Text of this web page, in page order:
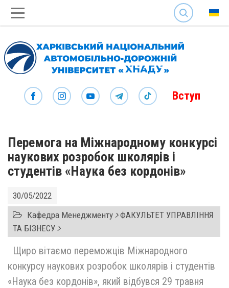
SEARCH
Вступ
Перемога на Міжнародному конкурсі
наукових розробок школярів і
студентів «Наука без кордонів»
30/05/2022
Кафедра Менеджменту ФАКУЛЬТЕТ УПРАВЛІННЯ
ТА БІЗНЕСУ
Щиро вітаємо переможців Міжнародного
конкурсу наукових розробок школярів і студентів
«Наука без кордонів», який відбувся 29 травня